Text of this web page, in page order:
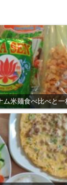
ム米麺食べ比べと一